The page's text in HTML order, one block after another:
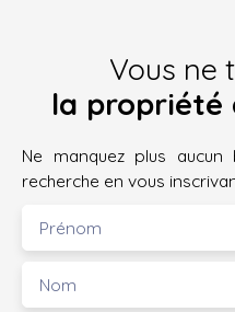
Vous ne
la propriété
Ne manquez plus
recherche en vous
Prénom
Nom